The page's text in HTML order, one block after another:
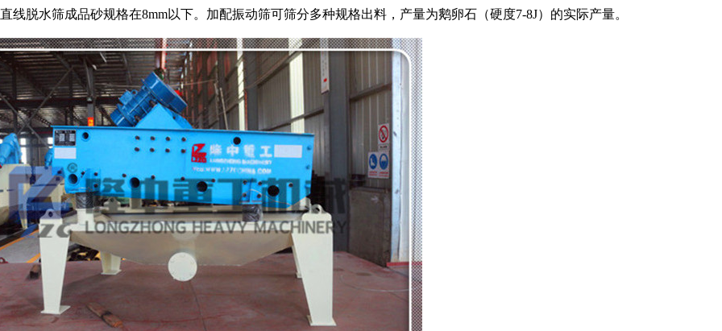
脱水筛成品砂规格在8mm以下。加配振动筛可筛分多种规格出料，产量为鹅卵石（硬度7-8J）的实际产量。